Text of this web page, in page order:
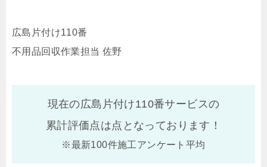
広島片付け110番
不用品回収作業担当 佐野
現在の広島片付け110番サービスの
累計評価点は点となっております！
※最新100件施工アンケート平均